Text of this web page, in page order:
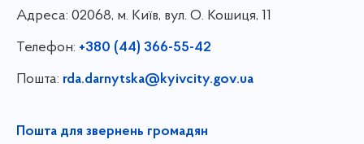
Адреса: 02068, м. Київ, вул. О. Кошиця, 11
Телефон: +380 (44) 366-55-42
Пошта: rda.darnytska@kyivcity.gov.ua
Пошта для звернень громадян